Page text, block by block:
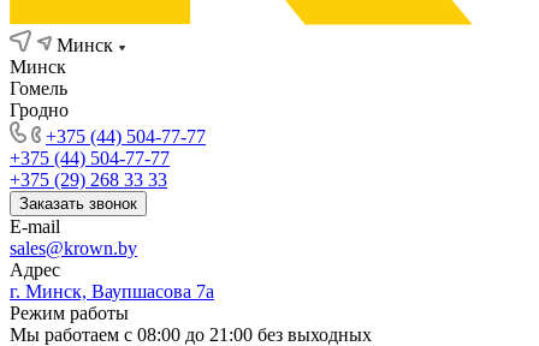
Минск
Минск
Гомель
Гродно
+375 (44) 504-77-77
+375 (44) 504-77-77
+375 (29) 268 33 33
Заказать звонок
E-mail
sales@krown.by
Адрес
г. Минск, Ваупшасова 7а
Режим работы
Мы работаем с 08:00 до 21:00 без выходных